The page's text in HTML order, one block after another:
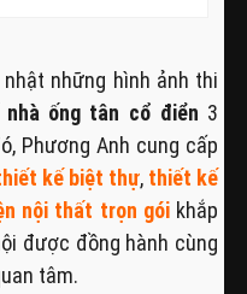
những hình ảnh thi
ống tân cổ điển 3
Phương Anh cung cấp
kế biệt thự, thiết kế
nội thất trọn góikhắp
được đồng hành cùng
tâm.